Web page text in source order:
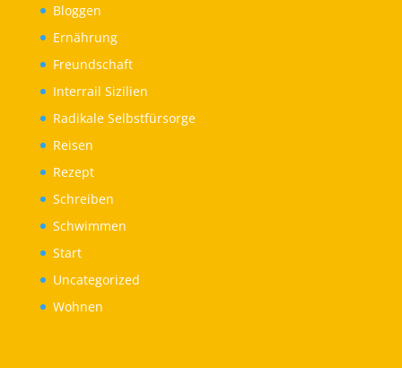
Bloggen
Ernährung
Freundschaft
Interrail Sizilien
Radikale Selbstfürsorge
Reisen
Rezept
Schreiben
Schwimmen
Start
Uncategorized
Wohnen